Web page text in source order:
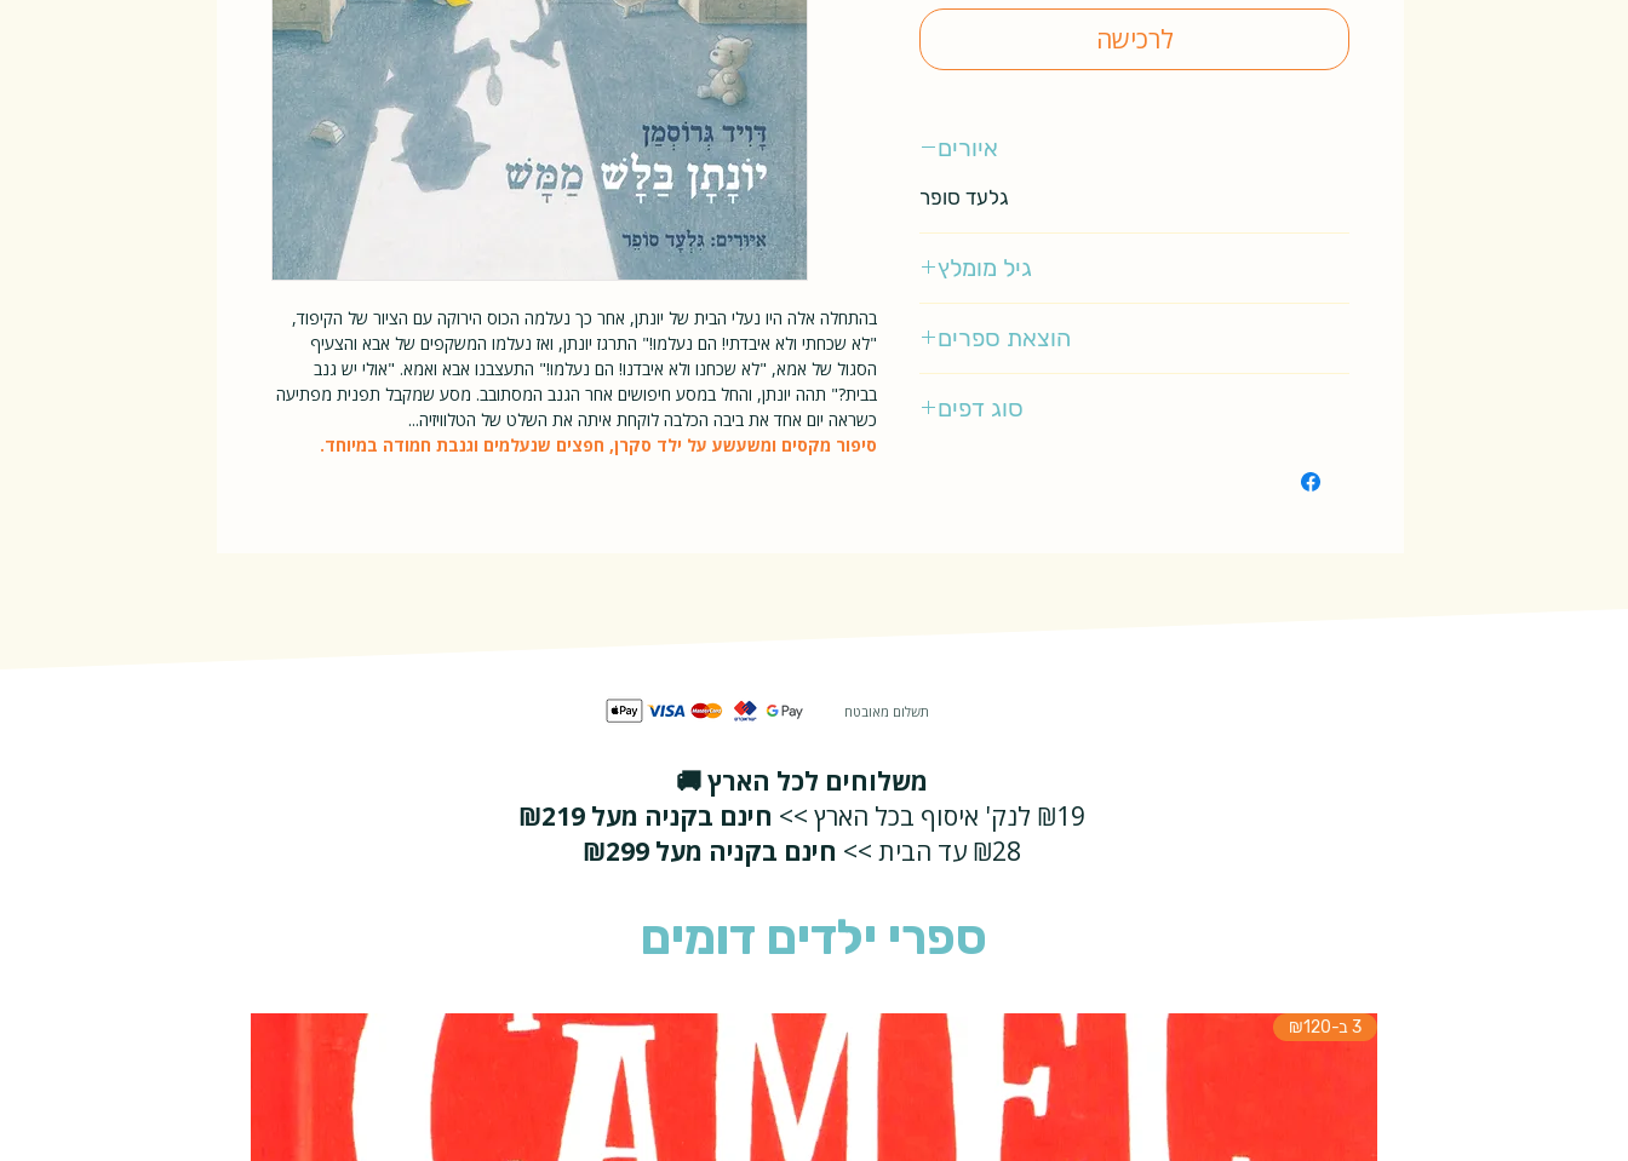
בהתחלה אלה היו נעלי הבית של יונתן, אחר כך נעלמה הכוס הירוקה עם הציור של הקיפוד,
"לא שכחתי ולא איבדתי! הם נעלמו!" התרגז יונתן, ואז נעלמו המשקפים של אבא והצעיף
הסגול של אמא, "לא שכחנו ולא איבדנו! הם נעלמו!" התעצבנו אבא ואמא. "אולי יש גנב
בבית?" תהה יונתן, והחל במסע חיפושים אחר הגנב המסתובב. מסע שמקבל תפנית מפתיעה
כשראה יום אחד את ביבה הכלבה לוקחת איתה את השלט של הטלוויזיה...
סיפור מקסים ומשעשע על ילד סקרן, חפצים שנעלמים וגנבת חמודה במיוחד.
לרכישה
איורים
גלעד סופר
גיל מומלץ
הוצאת ספרים
סוג דפים
תשלום מאובטח
משלוחים לכל הארץ 🚚
₪19 לנק' איסוף בכל הארץ >>
חינם בקניה מעל ₪219
₪28 עד הבית >>
חינם בקניה מעל ₪299
ספרי ילדים דומים
3 ב-₪120